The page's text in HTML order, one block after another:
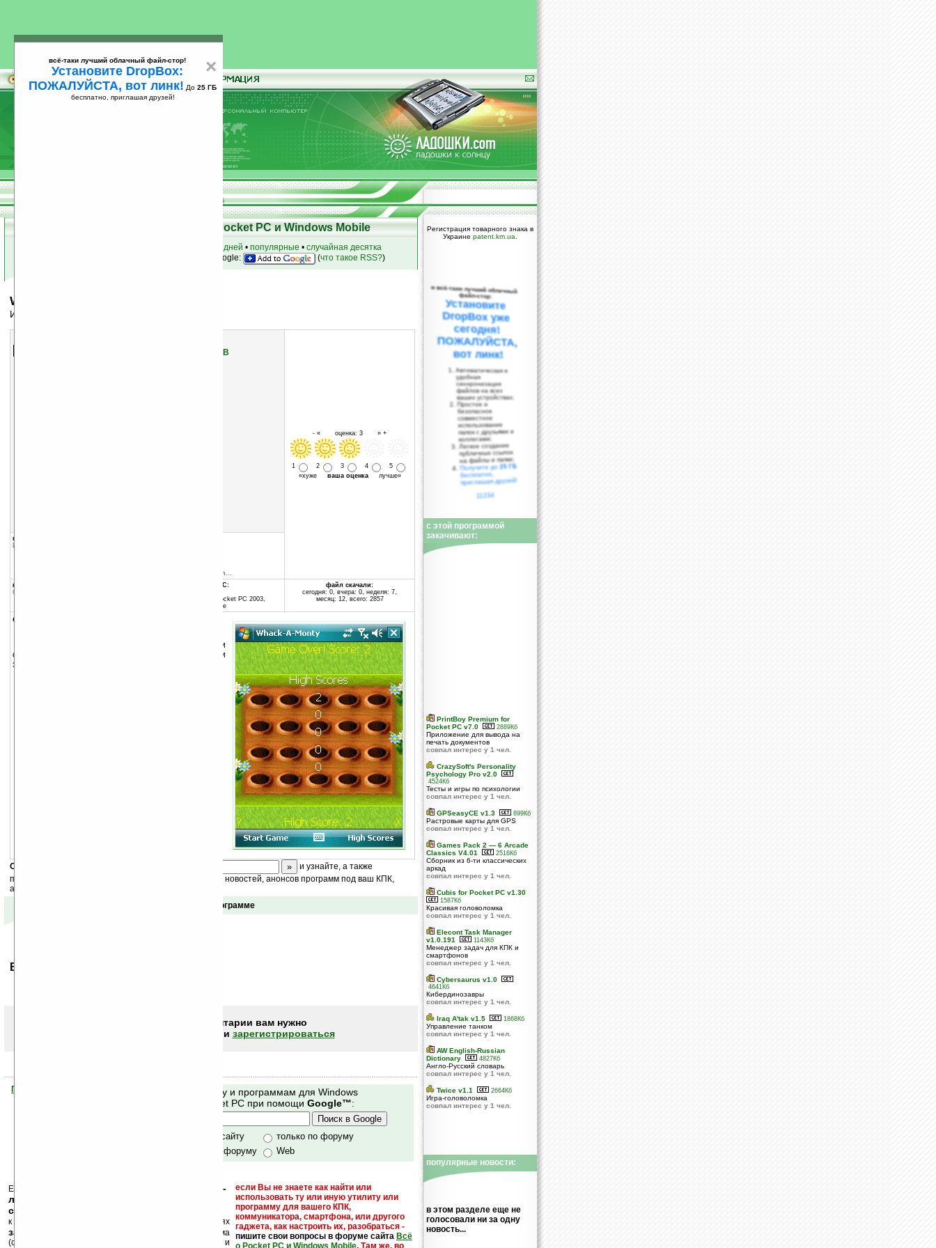
25
Скачать программы для КПК Pocket PC и Windows Mobile
за 7 дней • популярные • случайная десятка
на Google: (что такое RSS?)
Whack-A-Monty v0.1
Игра на скорость реакции
Whack-A-Monty_v0.1.CAB
- « оценка: 3 » +
1 2 3 4
5
«хуже ваша оценкалучше»
группы программы:
Игры
forum.xda-developers.com...
программа:
бесплатная
совместима с Pocket PC:
Windows Mobile 2003 (Pocket PC 2003,
Windows CE 4.20) и выше
файл скачали:
сегодня: 0, вчера: 0, неделя: 7,
месяц: 12, всего: 2857
описание:
— надо попадать в бобров и
стараться не попадать в зеленого человечка, при
этом бобры вылезают всё быстрей.
Скоро
и узнайте, а также
получайте ежедневный или еженедельный дайджест новостей, анонсов программ под ваш КПК,
акций сайта на ваш почтовый ящик.
Отзывы о программе
Ваше мнение будет первым.
Чтобы писать комментарии вам нужно
или зарегистрироваться
Помогите Ладошкам стать лучше
Поиск по сайту и программам для Windows
Mobile и Pocket PC при помощи Google™:
только по сайту
только по форуму
по сайту и форуму
Web
Еще раз обращаем внимание, что
кейгены, кряки -
лекарства, серийные номера, ключи и
ссылки на варезные сайты
если Вы не знаете как найти или
использовать ту или иную утилиту или
программу для вашего КПК,
коммуникатора, смартфона, или другого
гаджета, как настроить их, разобраться -
пишите свои вопросы в форуме сайта Всё
о Pocket PC и Windows Mobile. Там же, во
к публикации на нашем сайте в комментариях
запрещены
, как и несанкционированная реклама
(спам). Мы поддерживаем авторов программ и
Регистрация товарного знака в
Украине patent.km.ua
×
всё-таки лучший облачный файл-стор!
Установите DropBox:
ПОЖАЛУЙСТА, вот линк! До 25 ГБ
бесплатно, приглашая друзей!
и всё-таки лучший облачный
файл-стор:
Установите
DropBox уже
сегодня!
ПОЖАЛУЙСТА,
вот линк!
Автоматическая и
удобная
синхронизация
файлов на всех
ваших устройствах;
Простое и
безопасное
совместное
использование
папок с друзьями и
коллегами;
Легкое создание
публичных ссылок
на файлы и папки;
Получите до25 ГБ
бесплатно,
приглашая друзей!
11234
с этой программой
закачивают:
PrintBoy Premium for
Pocket PC v7.0
2889Кб
Приложение для вывода на
печать документов
совпал интерес у 1 чел.
CrazySoft's Personality
Psychology Pro v2.0
4524Кб
Тесты и игры по психологии
совпал интерес у 1 чел.
GPSeasyCE v1.3 899Кб
Растровые карты для GPS
совпал интерес у 1 чел.
Games Pack 2 — 6 Arcade
Classics V4.01
2516Кб
Сборник из 6-ти классических
аркад
совпал интерес у 1 чел.
Cubis for Pocket PC v1.30
1587Кб
Красивая головоломка
совпал интерес у 1 чел.
Elecont Task Manager
v1.0.191
1143Кб
Менеджер задач для КПК и
смартфонов
совпал интерес у 1 чел.
Cybersaurus v1.0
4641Кб
Кибердинозавры
совпал интерес у 1 чел.
Iraq A'tak v1.5 1868Кб
Управление танком
совпал интерес у 1 чел.
AW English-Russian
Dictionary
4827Кб
Англо-Русский cловарь
совпал интерес у 1 чел.
Twice v1.1 2664Кб
Игра-головоломка
совпал интерес у 1 чел.
популярные новости:
в этом разделе еще не
голосовали ни за одну
новость...